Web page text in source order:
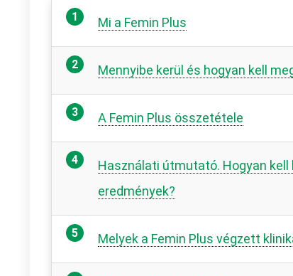
Mi a Femin Plus
Mennyibe kerül és hogyan kell
A Femin Plus összetétele
Használati útmutató. Hogyan kell
eredmények?
Melyek a Femin Plus végzett